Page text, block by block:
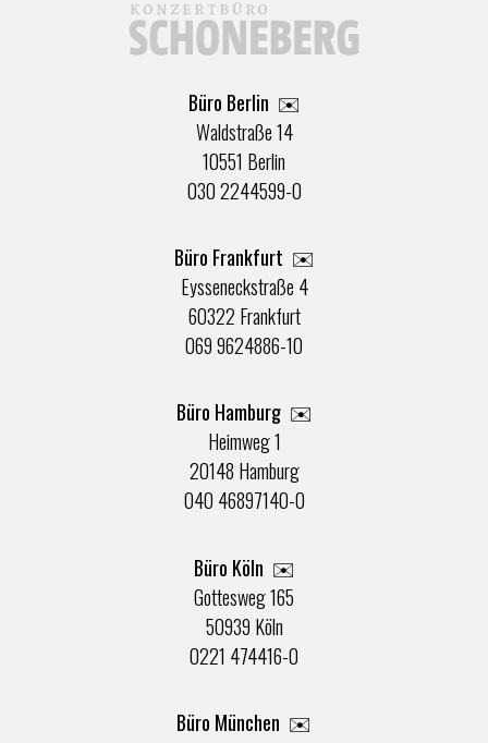
Büro Berlin ✉️
Waldstraße 14
10551 Berlin
030 2244599-0
Büro Frankfurt ✉️
Eysseneckstraße 4
60322 Frankfurt
069 9624886-10
Büro Hamburg ✉️
Heimweg 1
20148 Hamburg
040 46897140-0
Büro Köln ✉️
Gottesweg 165
50939 Köln
0221 474416-0
Büro München ✉️